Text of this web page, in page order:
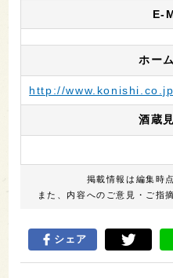
E-
ホー
http://
酒蔵
掲載情報は編集時
また、内容へのご意見・ご指
シェア